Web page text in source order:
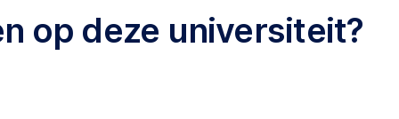
op deze universiteit?